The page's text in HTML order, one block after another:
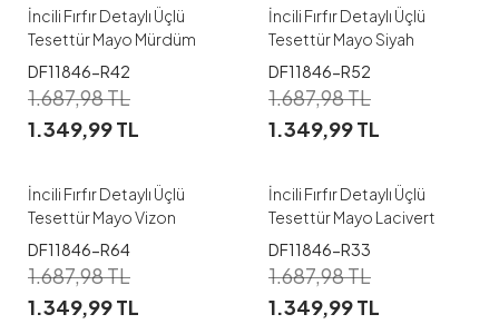
İncili Fırfır Detaylı Üçlü
Tesettür Mayo Mürdüm
DF11846-R42
1.687,98TL
1.349,99TL
İncili Fırfır Detaylı Üçlü
Tesettür Mayo Siyah
DF11846-R52
1.687,98TL
1.349,99TL
38 40 42
48 50
İncili Fırfır Detaylı Üçlü
Tesettür Mayo Vizon
DF11846-R64
1.687,98TL
1.349,99TL
38 40 42
48 50
İncili Fırfır Detaylı Üçlü
Tesettür Mayo Lacivert
DF11846-R33
1.687,98TL
1.349,99TL
38 40 42
48 50
38 40 42
48 50